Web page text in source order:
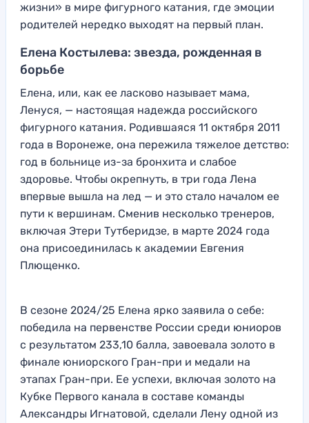
жизни» в мире фигурного катания, где эмоции
родителей нередко выходят на первый план.
Елена Костылева: звезда, рожденная в
борьбе
Елена, или, как ее ласково называет мама,
Ленуся, — настоящая надежда российского
фигурного катания. Родившаяся 11 октября 2011
года в Воронеже, она пережила тяжелое детство:
год в больнице из-за бронхита и слабое
здоровье. Чтобы окрепнуть, в три года Лена
впервые вышла на лед — и это стало началом ее
пути к вершинам. Сменив несколько тренеров,
включая Этери Тутберидзе, в марте 2024 года
она присоединилась к академии Евгения
Плющенко.
В сезоне 2024/25 Елена ярко заявила о себе:
победила на первенстве России среди юниоров
с результатом 233,10 балла, завоевала золото в
финале юниорского Гран-при и медали на
этапах Гран-при. Ее успехи, включая золото на
Кубке Первого канала в составе команды
Александры Игнатовой, сделали Лену одной из